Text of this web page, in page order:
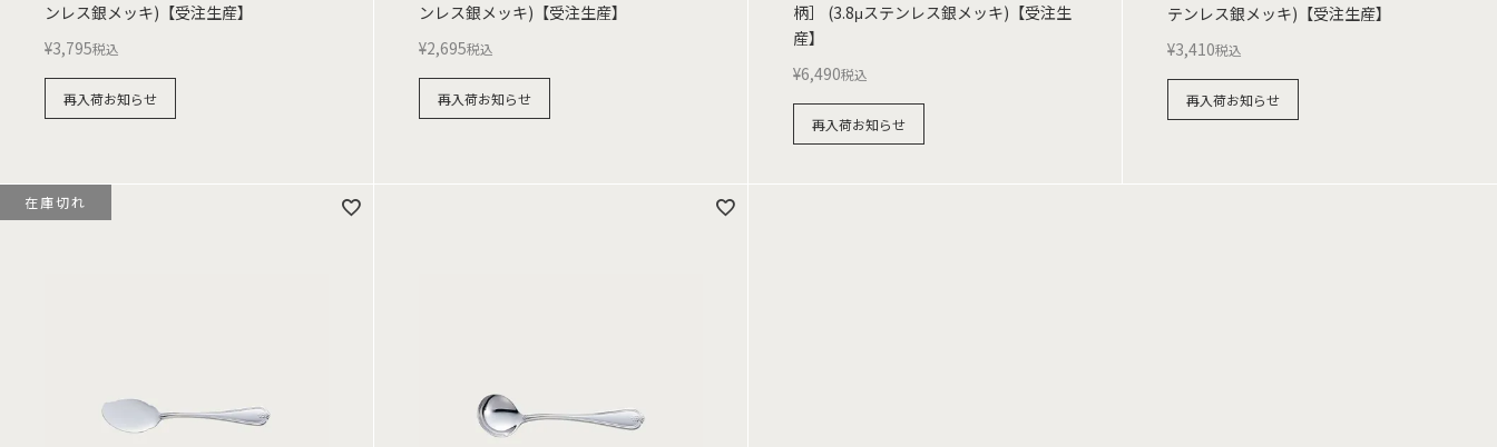
ンレス銀メッキ)【受注生産】
¥3,795税込
再入荷お知らせ
ンレス銀メッキ)【受注生産】
¥2,695税込
再入荷お知らせ
柄］ (3.8μステンレス銀メッキ)【受注生
産】
¥6,490税込
再入荷お知らせ
テンレス銀メッキ)【受注生産】
¥3,410税込
再入荷お知らせ
在庫切れ